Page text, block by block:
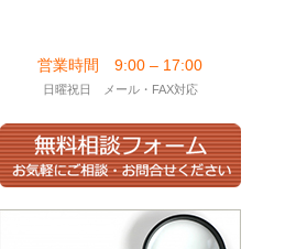
営業時間 9:00 – 17:00
日曜祝日 メール・FAX対応